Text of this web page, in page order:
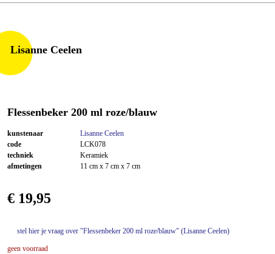
Lisanne Ceelen
Flessenbeker 200 ml roze/blauw
kunstenaar
Lisanne Ceelen
code
LCK078
techniek
Keramiek
afmetingen
11 cm x 7 cm x 7 cm
€ 19,95
stel hier je vraag over "Flessenbeker 200 ml roze/blauw" (Lisanne Ceelen)
geen voorraad